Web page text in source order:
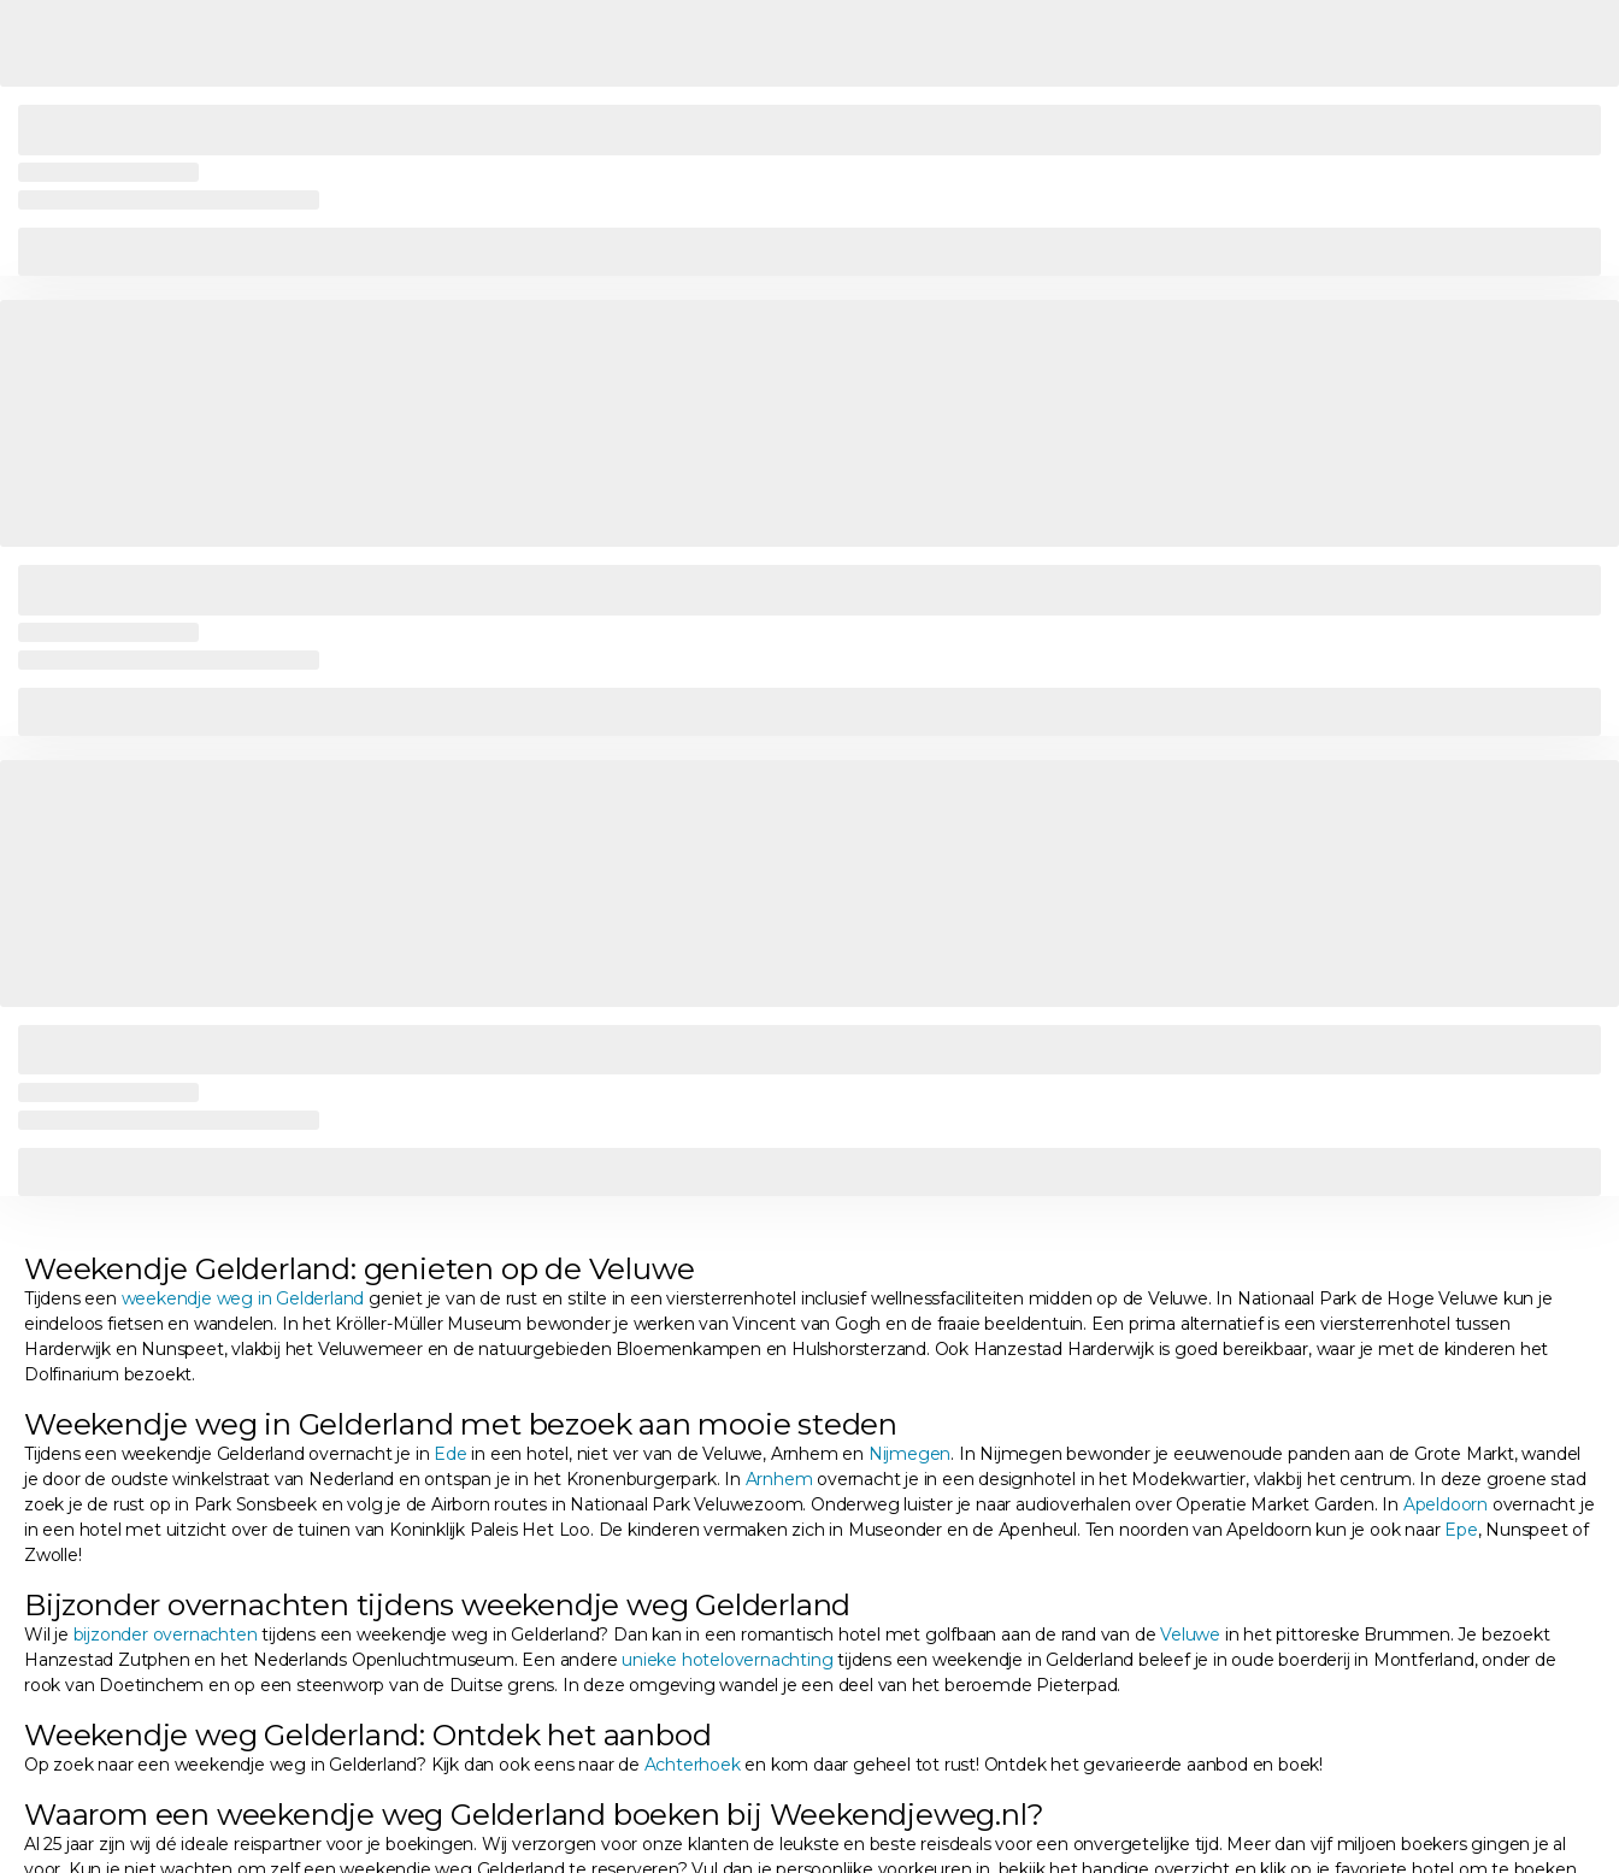
Weekendje Gelderland: genieten op de Veluwe
Tijdens een weekendje weg in Gelderland geniet je van de rust en stilte in een viersterrenhotel inclusief wellnessfaciliteiten midden op de Veluwe. In Nationaal Park de Hoge Veluwe kun je
eindeloos fietsen en wandelen. In het Kröller-Müller Museum bewonder je werken van Vincent van Gogh en de fraaie beeldentuin. Een prima alternatief is een viersterrenhotel tussen
Harderwijk en Nunspeet, vlakbij het Veluwemeer en de natuurgebieden Bloemenkampen en Hulshorsterzand. Ook Hanzestad Harderwijk is goed bereikbaar, waar je met de kinderen het
Dolfinarium bezoekt.
Weekendje weg in Gelderland met bezoek aan mooie steden
Tijdens een weekendje Gelderland overnacht je in Ede in een hotel, niet ver van de Veluwe, Arnhem en Nijmegen. In Nijmegen bewonder je eeuwenoude panden aan de Grote Markt, wandel
je door de oudste winkelstraat van Nederland en ontspan je in het Kronenburgerpark. In Arnhem overnacht je in een designhotel in het Modekwartier, vlakbij het centrum. In deze groene stad
zoek je de rust op in Park Sonsbeek en volg je de Airborn routes in Nationaal Park Veluwezoom. Onderweg luister je naar audioverhalen over Operatie Market Garden. In Apeldoorn overnacht je
in een hotel met uitzicht over de tuinen van Koninklijk Paleis Het Loo. De kinderen vermaken zich in Museonder en de Apenheul. Ten noorden van Apeldoorn kun je ook naar Epe, Nunspeet of
Zwolle!
Bijzonder overnachten tijdens weekendje weg Gelderland
Wil je bijzonder overnachten tijdens een weekendje weg in Gelderland? Dan kan in een romantisch hotel met golfbaan aan de rand van deVeluwe in het pittoreske Brummen. Je bezoekt
Hanzestad Zutphen en het Nederlands Openluchtmuseum. Een andereunieke hotelovernachting tijdens een weekendje in Gelderland beleef je in oude boerderij in Montferland, onder de
rook van Doetinchem en op een steenworp van de Duitse grens. In deze omgeving wandel je een deel van het beroemde Pieterpad.
Weekendje weg Gelderland: Ontdek het aanbod
Op zoek naar een weekendje weg in Gelderland? Kijk dan ook eens naar de Achterhoeken kom daar geheel tot rust! Ontdek het gevarieerde aanbod en boek!
Waarom een weekendje weg Gelderland boeken bij Weekendjeweg.nl?
Al 25 jaar zijn wij dé ideale reispartner voor je boekingen. Wij verzorgen voor onze klanten de leukste en beste reisdeals voor een onvergetelijke tijd. Meer dan vijf miljoen boekers gingen je al